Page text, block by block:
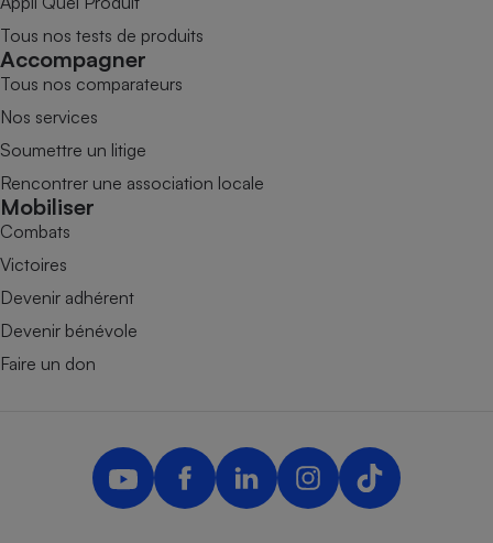
Tous nos tests de produits
Accompagner
Tous nos comparateurs
Nos services
Soumettre un litige
Rencontrer une association locale
Mobiliser
Combats
Victoires
Devenir adhérent
Devenir bénévole
Faire un don